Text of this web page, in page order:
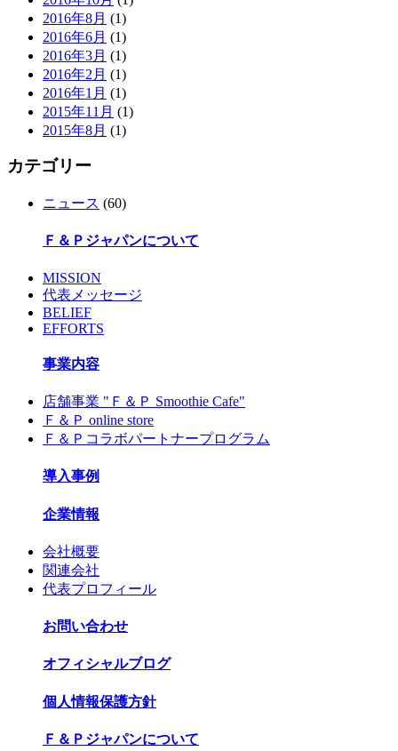
2016年8月 (1)
2016年6月 (1)
2016年3月 (1)
2016年2月 (1)
2016年1月 (1)
2015年11月 (1)
2015年8月 (1)
カテゴリー
ニュース (60)
Ｆ＆Ｐジャパンについて
MISSION
代表メッセージ
BELIEF
EFFORTS
事業内容
店舗事業 "Ｆ＆Ｐ Smoothie Cafe"
Ｆ＆Ｐ online store
Ｆ＆Ｐコラボパートナープログラム
導入事例
企業情報
会社概要
関連会社
代表プロフィール
お問い合わせ
オフィシャルブログ
個人情報保護方針
Ｆ＆Ｐジャパンについて